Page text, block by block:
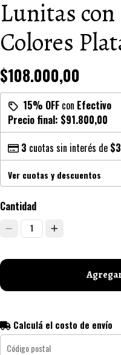
Lunitas con
Colores
$108.000,00
15% OFFcon Efectivo
Precio final: $91.800,00
3 cuotas sin interés de
Ver cuotas y descuentos
Cantidad
1
Calculá el costo de envío